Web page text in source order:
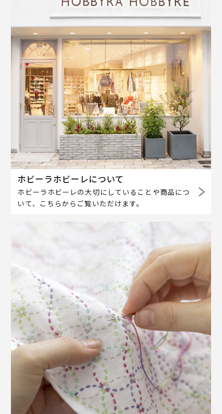
ホビーラホビーレについて
ホビーラホビーレの大切にしていることや商品につ
いて、こちらからご覧いただけます。